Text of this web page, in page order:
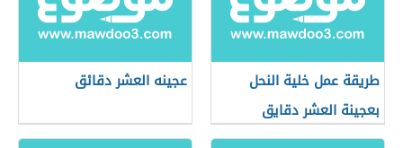
طريقة عمل خلية النحل
بعجينة العشر دقايق
عجينه العشر دقائق